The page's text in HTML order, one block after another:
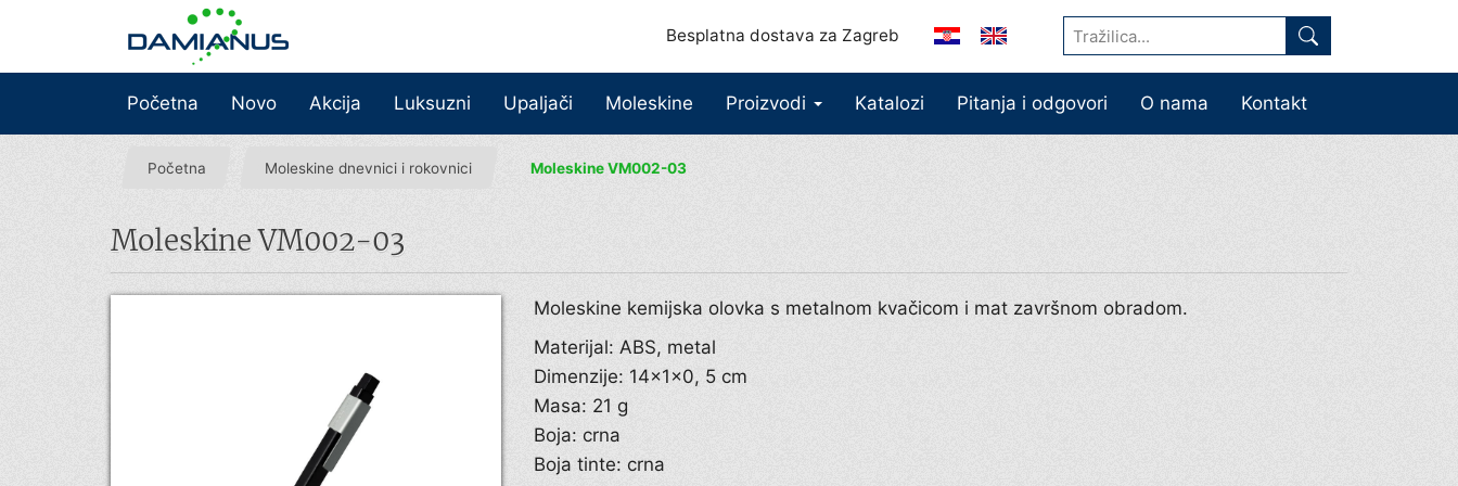
Besplatna dostava za Zagreb
Početna Novo Akcija Luksuzni Upaljači Moleskine Proizvodi Katalozi Pitanja i odgovori O nama Kontakt
Početna Moleskine dnevnici i rokovnici Moleskine VM002-03
Moleskine VM002-03
Moleskine kemijska olovka s metalnom kvačicom i mat završnom obradom.
Materijal: ABS, metal
Dimenzije: 14×1×0, 5 cm
Masa: 21 g
Boja: crna
Boja tinte: crna